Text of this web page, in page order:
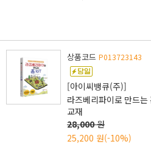
상품코드 P013723143
[아이씨뱅큐(주)]
라즈베리파이로 만드
교재
28,000원
25,200 원(-10%)